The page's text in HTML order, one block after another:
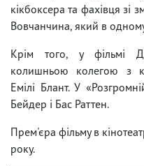
кікбоксера та фахівця зі
Вовчанчина, який в
Крім того, у фільмі
колишньою колегою з
Емілі Блант. У
Бейдер і Бас Раттен.
Прем'єра фільму в
року.